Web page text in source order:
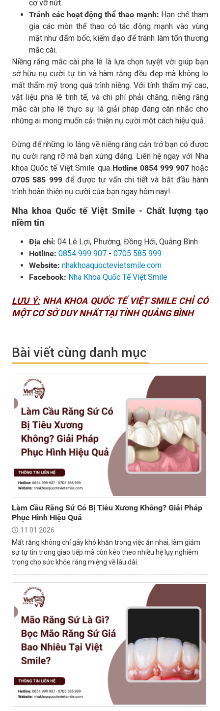
cơ vỡ nứt.
Tránh các hoạt động thể thao mạnh: Hạn chế tham
gia các môn thể thao có tác động mạnh vào vùng
mặt như đấm bốc, kiếm đạo để tránh làm tổn thương
mắc cài.
Niềng răng mắc cài pha lê là lựa chọn tuyệt vời giúp bạn
sở hữu nụ cười tự tin và hàm răng đều đẹp mà không lo
mất thẩm mỹ trong quá trình niềng. Với tính thẩm mỹ cao,
vật liệu pha lê tinh tế, và chi phí phải chăng, niềng răng
mắc cài pha lê thực sự là giải pháp đáng cân nhắc cho
những ai mong muốn cải thiện nụ cười một cách hiệu quả.
Đừng để những lo lắng về niềng răng cản trở bạn có được
nụ cười rạng rỡ mà bạn xứng đáng. Liên hệ ngay với Nha
khoa Quốc tế Việt Smile qua Hotline 0854 999 907hoặc
0705 585 999để được tư vấn chi tiết và bắt đầu hành
trình hoàn thiện nụ cười của bạn ngay hôm nay!
Nha khoa Quốc tế Việt Smile - Chất lượng tạo
niềm tin
Địa chỉ: 04 Lê Lợi, Phường, Đồng Hới, Quảng Bình
Hotline: 0854 999 907 - 0705 585 999
Website: nhakhoaquoctevietsmile.com
Facebook: Nha Khoa Quốc Tế Việt Smile
LƯU Ý:NHA KHOA QUỐC TẾ VIỆT SMILE CHỈ CÓ
MỘT CƠ SỞ DUY NHẤT TẠI TỈNH QUẢNG BÌNH
Bài viết cùng danh mục
Làm Cầu Răng Sứ Có Bị Tiêu Xương Không? Giải Pháp
Phục Hình Hiệu Quả
11 01 2026
Mất răng không chỉ gây khó khăn trong việc ăn nhai, làm giảm
sự tự tin trong giao tiếp mà còn kéo theo nhiều hệ lụy nghiêm
trọng cho sức khỏe răng miệng về lâu dài.